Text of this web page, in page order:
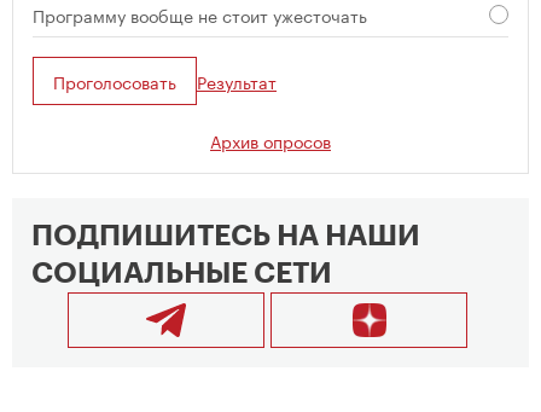
Программу вообще не стоит ужесточать
Проголосовать Результат
Архив опросов
ПОДПИШИТЕСЬ НА НАШИ
СОЦИАЛЬНЫЕ СЕТИ